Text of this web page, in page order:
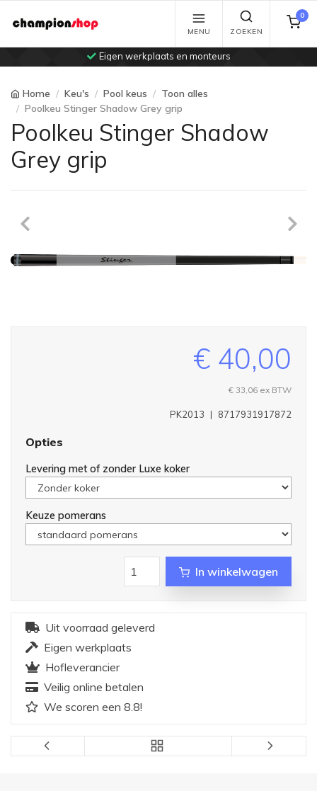
Eigen werkplaats en monteurs
MENU ZOEKEN
0
Home Keu's Pool keus
Toon alles
Poolkeu Stinger Shadow Grey grip
Poolkeu Stinger Shadow
Grey grip
Previous
€ 40,00
€ 33,06 ex BTW
8717931917872
|
PK2013
Opties
Levering met of zonder Luxe koker
Keuze pomerans
In winkelwagen
Uit voorraad geleverd
Eigen werkplaats
Hofleverancier
Veilig online betalen
We scoren een 8.8!